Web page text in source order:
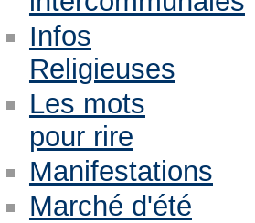
Infos
Religieuses
Les mots
pour rire
Manifestations
Marché d'été